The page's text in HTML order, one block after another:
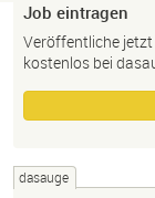
Job eintragen
Veröffentliche
kostenlos bei
dasauge